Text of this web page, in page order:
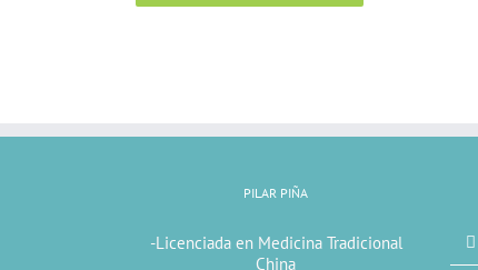
PILAR PIÑA
-Licenciada en Medicina Tradicional
China